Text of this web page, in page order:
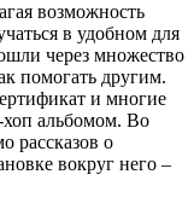
возможность
в удобном для
через множество
помогать другим.
и многие
альбомом. Во
рассказов о
вокруг него –